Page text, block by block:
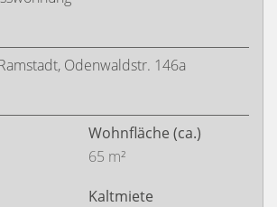
Odenwaldstr. 146a
Wohnfläche (ca.)
65 m²
Kaltmiete